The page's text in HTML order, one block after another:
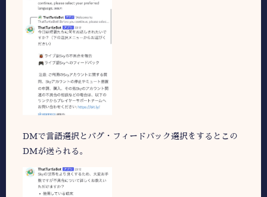
DMで言語選択とバグ・フィードバック選択をするとこの
DMが送られる。